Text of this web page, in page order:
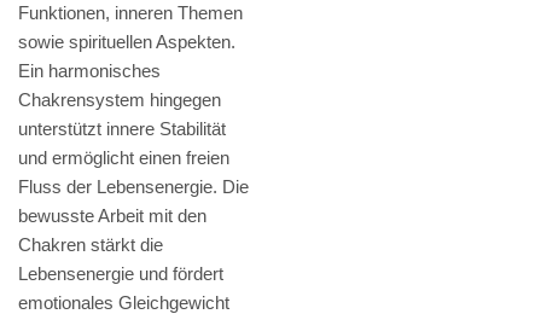
Funktionen, inneren Themen
sowie spirituellen Aspekten.
Ein harmonisches
Chakrensystem hingegen
unterstützt innere Stabilität
und ermöglicht einen freien
Fluss der Lebensenergie. Die
bewusste Arbeit mit den
Chakren stärkt die
Lebensenergie und fördert
emotionales Gleichgewicht